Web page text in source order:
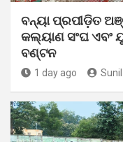
ବନ୍ୟା ପ୍ରପୀଡ଼ିତ
କଲ୍ୟାଣ ସଂଘ ଏବଂ
ବଣ୍ଟନ
1 day ago